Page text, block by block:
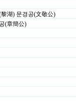
湖) 문경공(文敬公)
(章簡公)